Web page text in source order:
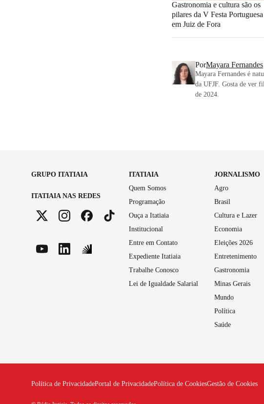
Gastronomia e cultura são os
pilares da V Festa Portuguesa
em Juiz de Fora
PorMayara Fernandes
Mayara Fernandes é
da UFJF. Gosta de ver
de 2024.
GRUPO ITATIAIA
ITATIAIA NAS REDES
ITATIAIA
Quem Somos
Programação
Ouça a Itatiaia
Institucional
Entre em Contato
Expediente Itatiaia
Trabalhe Conosco
Lei de Igualdade Salarial
JORNALISMO
Agro
Brasil
Cultura e Lazer
Economia
Eleições 2026
Entretenimento
Gastronomia
Minas Gerais
Mundo
Política
Saúde
Política de PrivacidadePortal de PrivacidadePolítica de CookiesGestão de Cookies